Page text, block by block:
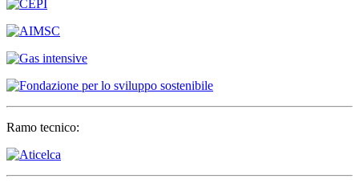
Ramo tecnico: